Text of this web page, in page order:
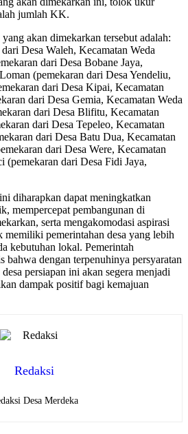
jumlah KK.
akan dimekarkan tersebut adalah:
Desa Waleh, Kecamatan Weda
dari Desa Bobane Jaya,
(pemekaran dari Desa Yendeliu,
dari Desa Kipai, Kecamatan
dari Desa Gemia, Kecamatan Weda
dari Desa Blifitu, Kecamatan
dari Desa Tepeleo, Kecamatan
dari Desa Batu Dua, Kecamatan
dari Desa Were, Kecamatan
(pemekaran dari Desa Fidi Jaya,
diharapkan dapat meningkatkan
mempercepat pembangunan di
serta mengakomodasi aspirasi
memiliki pemerintahan desa yang lebih
kebutuhan lokal. Pemerintah
bahwa dengan terpenuhinya persyaratan
persiapan ini akan segera menjadi
dampak positif bagi kemajuan
Redaksi
Desa Merdeka